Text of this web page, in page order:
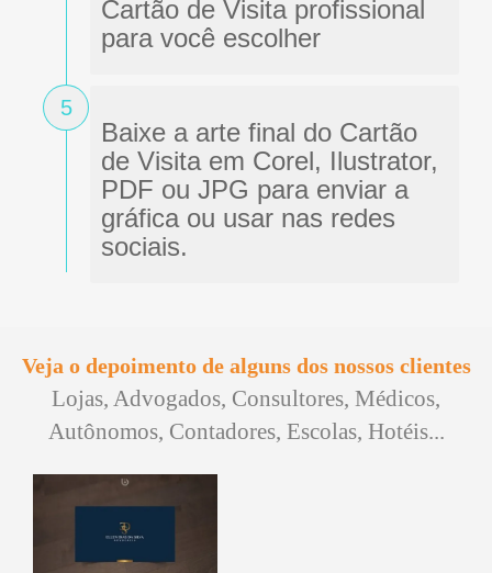
Cartão de Visita profissional
para você escolher
5
Baixe a arte final do Cartão
de Visita em Corel, Ilustrator,
PDF ou JPG para enviar a
gráfica ou usar nas redes
sociais.
Veja o depoimento de alguns dos nossos clientes
Lojas, Advogados, Consultores, Médicos,
Autônomos, Contadores, Escolas, Hotéis...